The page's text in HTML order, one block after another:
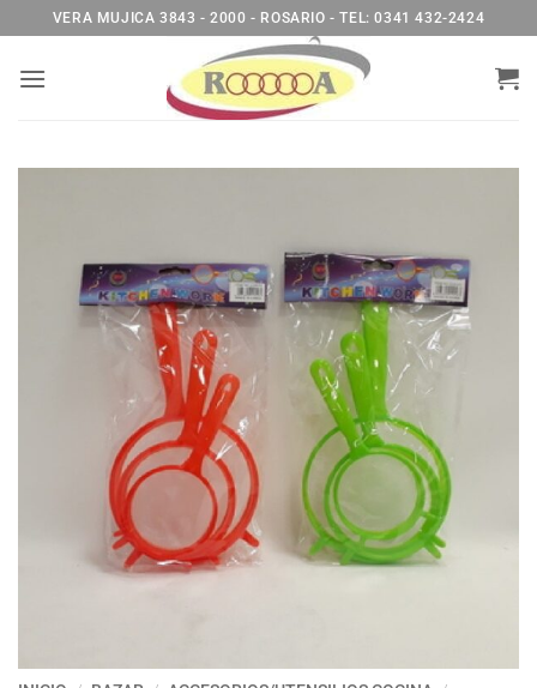
al
contenido
VERA MUJICA 3843 - 2000 - ROSARIO - TEL: 0341 432-2424